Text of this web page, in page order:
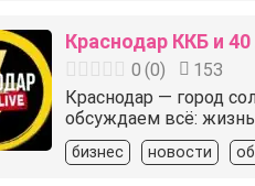
Краснодар ККБ и
0 (0)
153
Краснодар — город
обсуждаем всё:
бизнес новости